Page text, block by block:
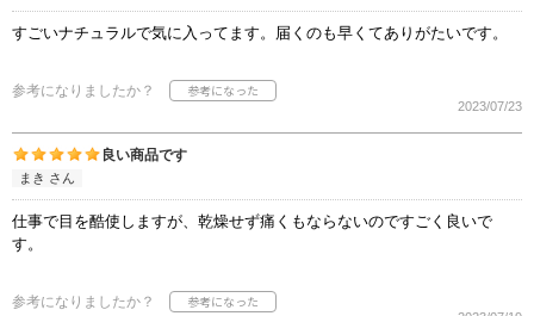
すごいナチュラルで気に入ってます。届くのも早くてありがたいです。
参考になりましたか？
2023/07/23
良い商品です
まき さん
仕事で目を酷使しますが、乾燥せず痛くもならないのですごく良いで
す。
参考になりましたか？